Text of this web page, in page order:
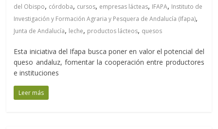
del Obispo, córdoba, cursos, empresas lácteas, IFAPA, Instituto de
Investigación y Formación Agraria y Pesquera de Andalucía (Ifapa),
Junta de Andalucía, leche, productos lácteos, quesos
Esta iniciativa del Ifapa busca poner en valor el potencial del
queso andaluz, fomentar la cooperación entre productores
e instituciones
Leer más